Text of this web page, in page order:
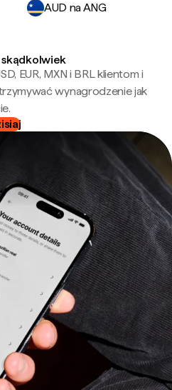
AUD na ANG
EUR, MXN i BRL klientom i
wynagrodzenie jak